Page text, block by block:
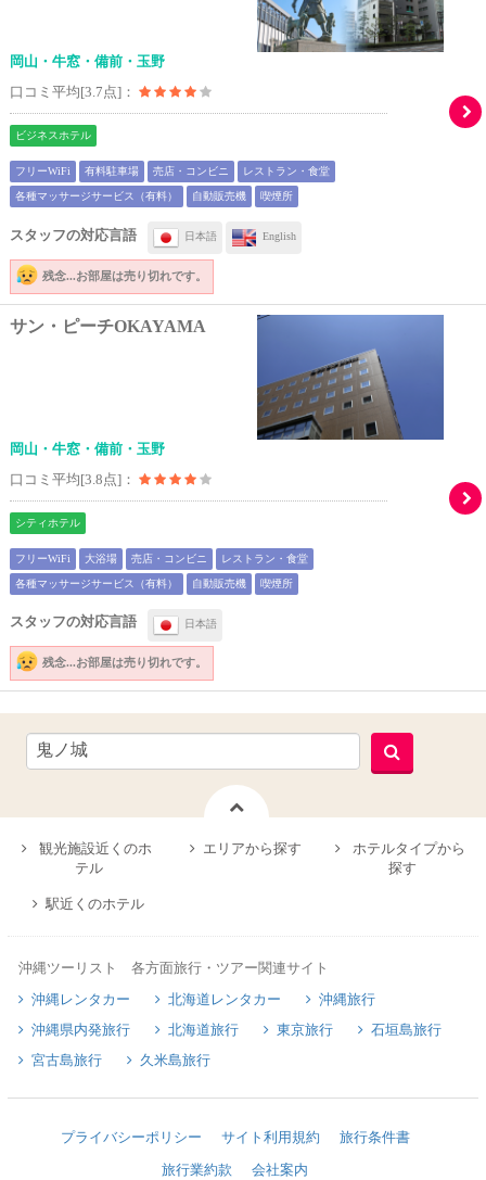
岡山・牛窓・備前・玉野
口コミ平均[3.7点]：
ビジネスホテル
フリーWiFi 有料駐車場 売店・コンビニ レストラン・食堂
各種マッサージサービス（有料） 自動販売機 喫煙所
スタッフの対応言語 日本語 English
残念...お部屋は売り切れです。
サン・ピーチOKAYAMA
岡山・牛窓・備前・玉野
口コミ平均[3.8点]：
シティホテル
フリーWiFi 大浴場 売店・コンビニ レストラン・食堂
各種マッサージサービス（有料） 自動販売機 喫煙所
スタッフの対応言語 日本語
残念...お部屋は売り切れです。
観光施設近くのホ
テル
エリアから探す
ホテルタイプから
探す
駅近くのホテル
沖縄ツーリスト 各方面旅行・ツアー関連サイト
沖縄レンタカー
北海道レンタカー
沖縄旅行
沖縄県内発旅行
北海道旅行 東京旅行
石垣島旅行
宮古島旅行
久米島旅行
プライバシーポリシー サイト利用規約
旅行条件書
旅行業約款
会社案内